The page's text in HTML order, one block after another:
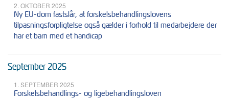
2. OKTOBER 2025
Ny EU-dom fastslår, at forskelsbehandlingslovens
tilpasningsforpligtelse også gælder i forhold til medarbejdere der
har et barn med et handicap
September 2025
1. SEPTEMBER 2025
Forskelsbehandlings- og ligebehandlingsloven